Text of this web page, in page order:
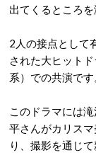
出てくるところ
2人の接点として
された大ヒット
系）での共演です
このドラマには
平さんがカリス
り、撮影を通じ